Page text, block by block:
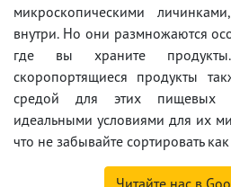
микроскопическими
внутри. Но они размножаются
где вы храните
скоропортящиеся продукты
средой для этих пищевых
идеальными условиями для их
что не забывайте сортировать
Читайте нас в